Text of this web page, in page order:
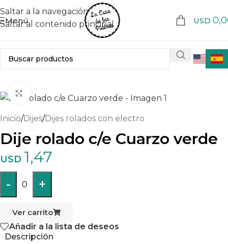
Saltar a la navegación
Saltar al contenido principal
Menú USD
Haga clic para ampliar
Inicio/Dijes/Dijes rolados con electro
Dije rolado c/e Cuarzo verde
USD 1,47
- 0 +
Ver carrito
Añadir a la lista de deseos
Descripción